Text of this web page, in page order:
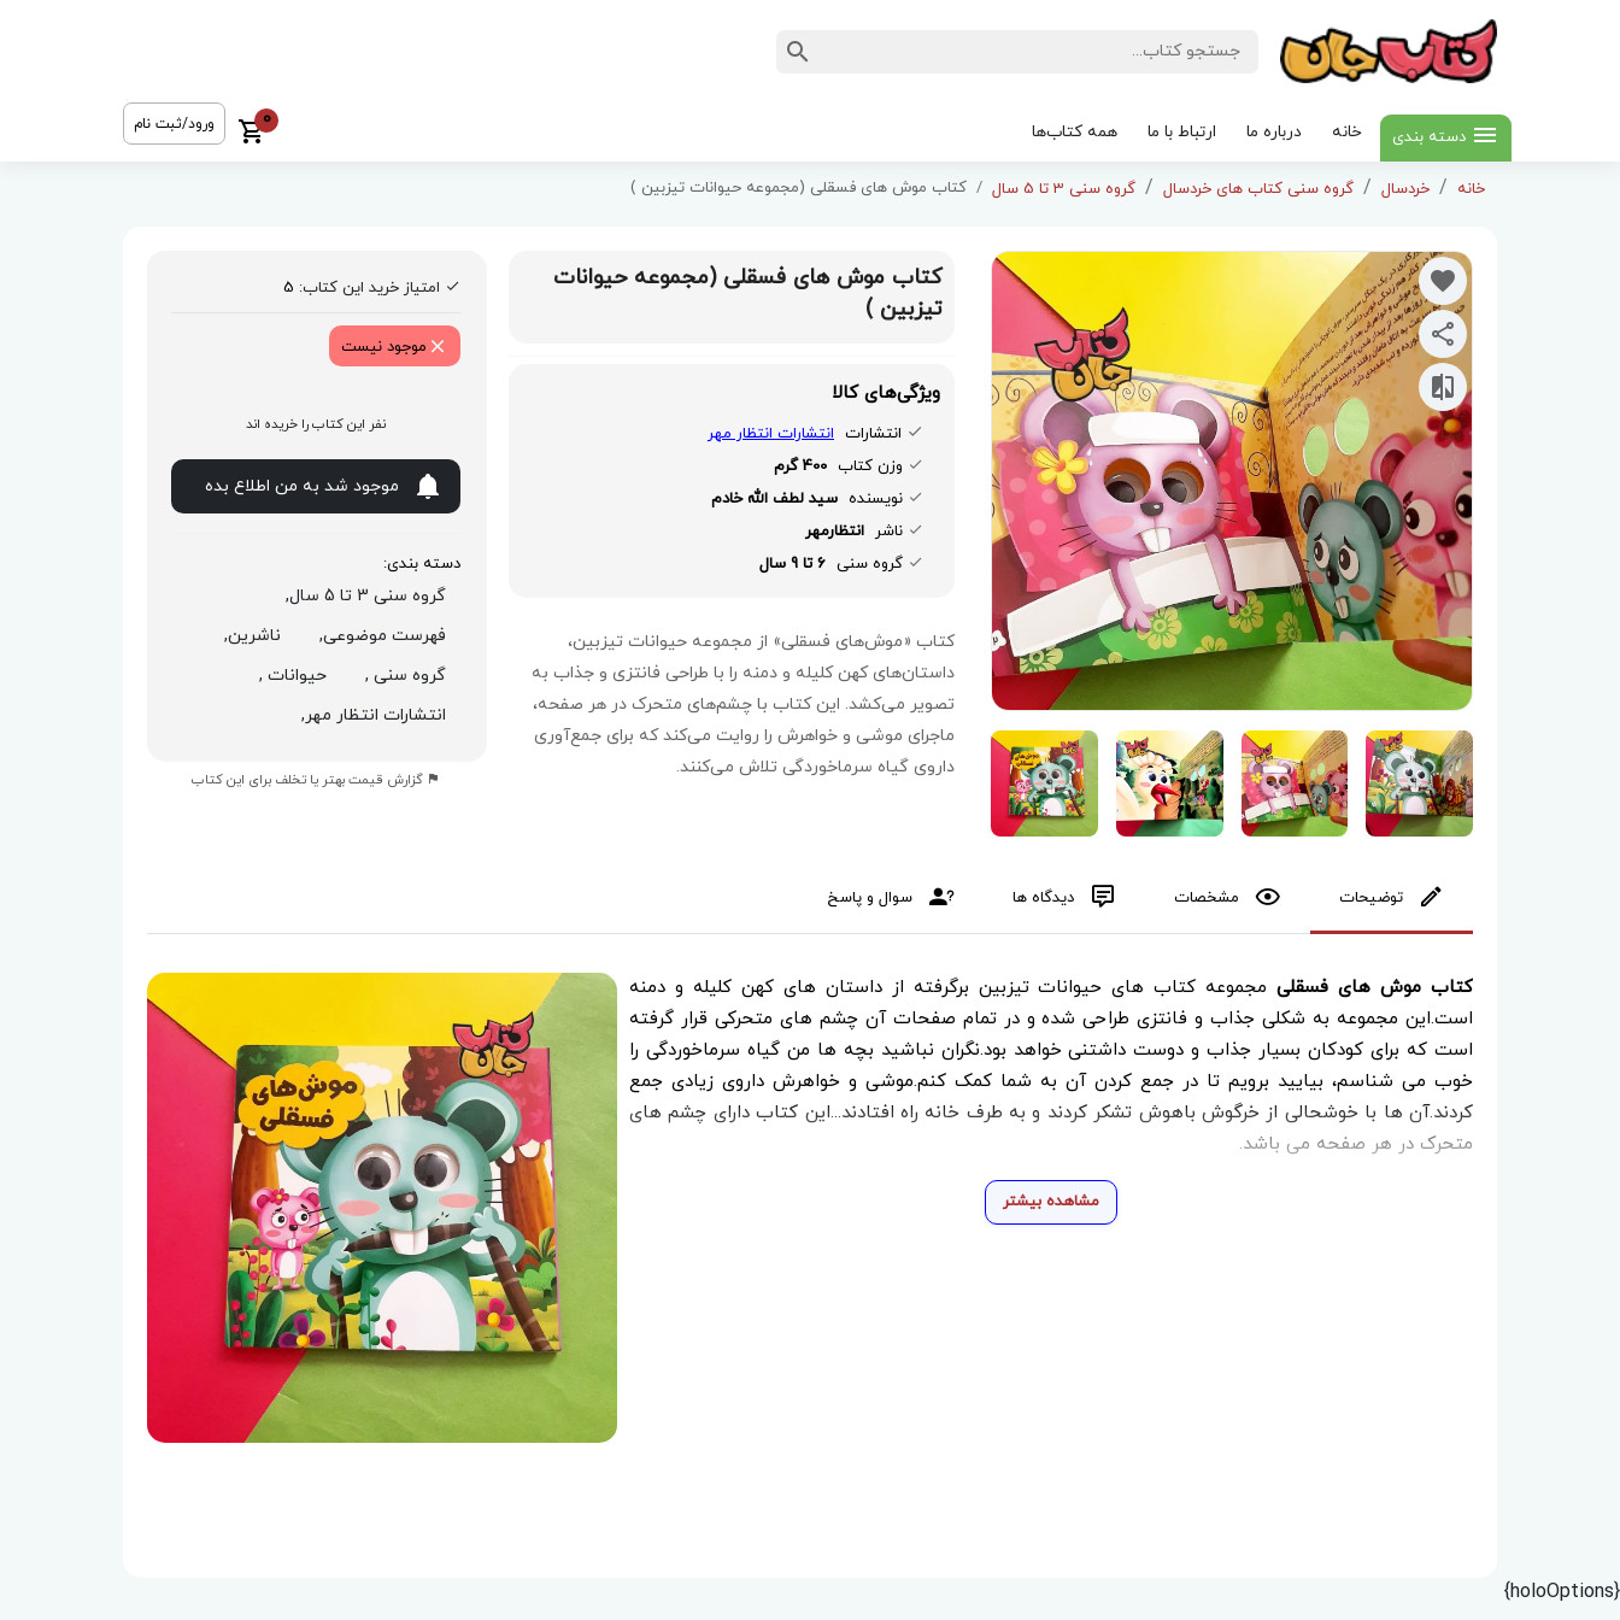
دسته بندی خانه درباره ما ارتباط با ما همه کتاب‌ها
0 ورود/ثبت نام
خانه خردسال گروه سنی کتاب های خردسال گروه سنی 3 تا 5 سال کتاب موش های فسقلی (مجموعه حیوانات تیزبین )
کتاب موش های فسقلی (مجموعه حیوانات
تیزبین )
ویژگی‌های کالا
انتشارات انتشارات انتظار مهر
وزن کتاب 400 گرم
نویسنده سید لطف الله خادم
ناشر انتظارمهر
گروه سنی 6 تا 9 سال
کتاب «موش‌های فسقلی» از مجموعه حیوانات تیزبین،
داستان‌های کهن کلیله و دمنه را با طراحی فانتزی و جذاب به
تصویر می‌کشد. این کتاب با چشم‌های متحرک در هر صفحه،
ماجرای موشی و خواهرش را روایت می‌کند که برای جمع‌آوری
داروی گیاه سرماخوردگی تلاش می‌کنند.
امتیاز خرید این کتاب: 5
موجود نیست
نفر این کتاب را خریده اند
موجود شد به من اطلاع بده
دسته بندی:
گروه سنی 3 تا 5 سال,
فهرست موضوعی,
ناشرین,
گروه سنی ,
حیوانات ,
انتشارات انتظار مهر,
گزارش قیمت بهتر یا تخلف برای این کتاب
توضیحات مشخصات دیدگاه ها سوال و پاسخ
کتاب موش های فسقلیمجموعه کتاب های حیوانات تیزبین برگرفته از داستان های کهن کلیله و دمنه
است.این مجموعه به شکلی جذاب و فانتزی طراحی شده و در تمام صفحات آن چشم های متحرکی قرار گرفته
است که برای کودکان بسیار جذاب و دوست داشتنی خواهد بود.نگران نباشید بچه ها من گیاه سرماخوردگی را
خوب می شناسم، بیایید برویم تا در جمع کردن آن به شما کمک کنم.موشی و خواهرش داروی زیادی جمع
کردند.آن ها با خوشحالی از خرگوش باهوش تشکر کردند و به طرف خانه راه افتادند...این کتاب دارای چشم های
متحرک در هر صفحه می باشد.
مشاهده بیشتر
{holoOptions}